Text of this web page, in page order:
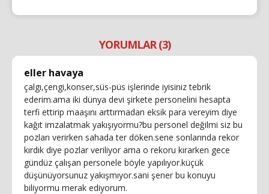
YORUMLAR (3)
eller havaya
çalgı,çengi,konser,süs-püs işlerinde iyisiniz tebrik
ederim.ama iki dünya devi şirkete personelini hesapta
terfi ettirip maaşını arttırmadan eksik para vereyim diye
kağıt imzalatmak yakışıyormu?bu personel değilmi siz bu
pozları verirken sahada ter döken.sene sonlarında rekor
kırdık diye pozlar veriliyor ama o rekoru kırarken gece
gündüz çalışan personele böyle yapılıyor.küçük
düşünüyorsunuz yakışmıyor.sani şener bu konuyu
biliyormu merak ediyorum.